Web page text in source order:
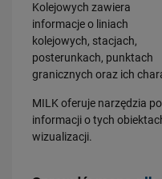
Kolejowych zawiera
informacje o liniach
kolejowych, stacjach,
posterunkach, punktach
granicznych oraz ich
MILK oferuje narzędzia
informacji o tych
wizualizacji.
O PKP Polskich Liniach
Czym się zajmujemy?
Władze Spółki
Spółki zależne
Raport roczny